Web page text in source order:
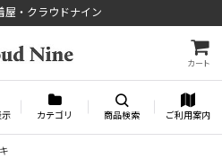
屋・クラウドナイン
カート
示 カテゴリ 商品検索 ご利用案内